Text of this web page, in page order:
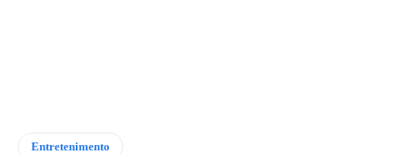
Entretenimento